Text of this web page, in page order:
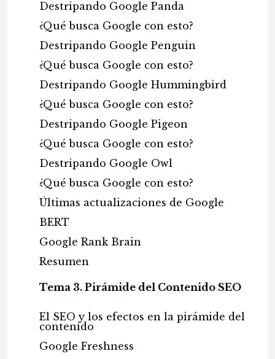
Destripando Google Panda
¿Qué busca Google con esto?
Destripando Google Penguin
¿Qué busca Google con esto?
Destripando Google Hummingbird
¿Qué busca Google con esto?
Destripando Google Pigeon
¿Qué busca Google con esto?
Destripando Google Owl
¿Qué busca Google con esto?
Últimas actualizaciones de Google
BERT
Google Rank Brain
Resumen
Tema 3. Pirámide del Contenido SEO
El SEO y los efectos en la pirámide del
contenido
Google Freshness